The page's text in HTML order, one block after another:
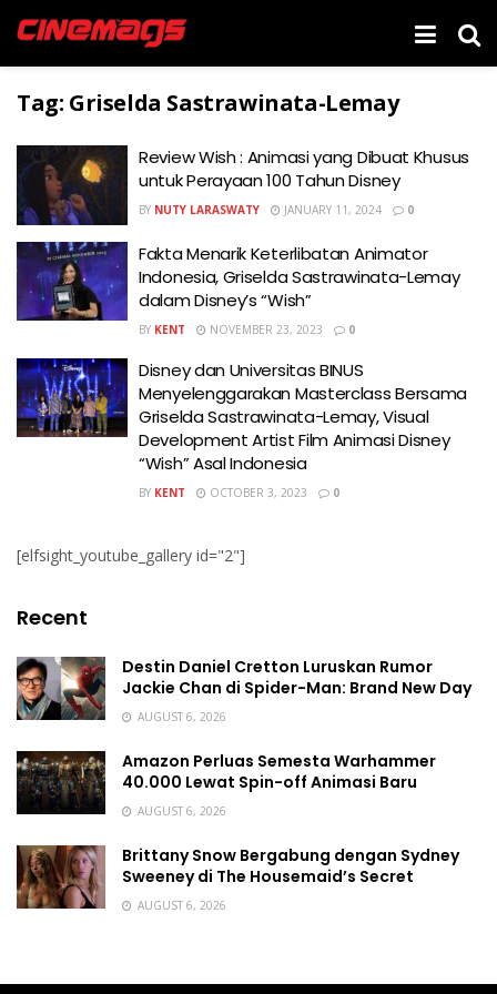
Tag: Griselda Sastrawinata-Lemay
Review Wish : Animasi yang Dibuat Khusus
untuk Perayaan 100 Tahun Disney
BY NUTY LARASWATY JANUARY 11, 2024 0
Fakta Menarik Keterlibatan Animator
Indonesia, Griselda Sastrawinata-Lemay
dalam Disney’s “Wish”
BY KENT NOVEMBER 23, 2023 0
Disney dan Universitas BINUS
Menyelenggarakan Masterclass Bersama
Griselda Sastrawinata-Lemay, Visual
Development Artist Film Animasi Disney
“Wish” Asal Indonesia
BY KENT OCTOBER 3, 2023 0
[elfsight_youtube_gallery id="2"]
Recent
Destin Daniel Cretton Luruskan Rumor
Jackie Chan di Spider-Man: Brand New Day
AUGUST 6, 2026
Amazon Perluas Semesta Warhammer
40.000 Lewat Spin-off Animasi Baru
AUGUST 6, 2026
Brittany Snow Bergabung dengan Sydney
Sweeney di The Housemaid’s Secret
AUGUST 6, 2026